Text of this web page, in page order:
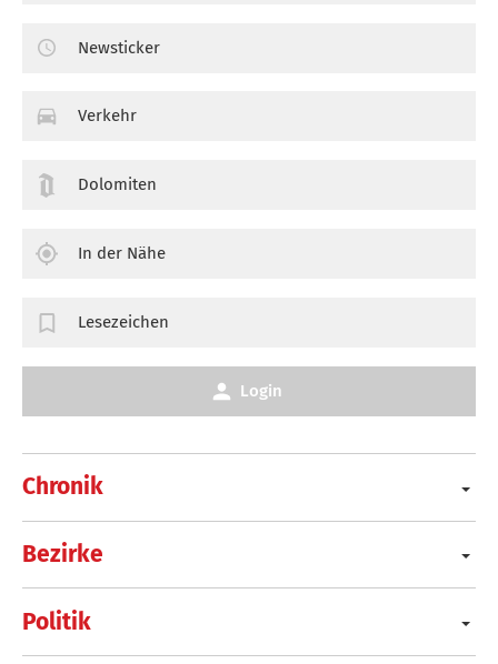
Chronik
Bezirke
Politik
Newsticker
Verkehr
Dolomiten
In der Nähe
Lesezeichen
Login